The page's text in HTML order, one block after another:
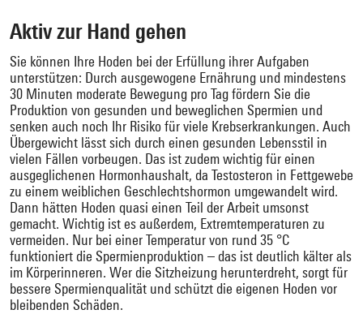
Aktiv zur Hand gehen
Sie können Ihre Hoden bei der Erfüllung ihrer Aufgaben
unterstützen: Durch ausgewogene Ernährung und mindestens
30 Minuten moderate Bewegung pro Tag fördern Sie die
Produktion von gesunden und beweglichen Spermien und
senken auch noch Ihr Risiko für viele Krebserkrankungen. Auch
Übergewicht lässt sich durch einen gesunden Lebensstil in
vielen Fällen vorbeugen. Das ist zudem wichtig für einen
ausgeglichenen Hormonhaushalt, da Testosteron in Fettgewebe
zu einem weiblichen Geschlechtshormon umgewandelt wird.
Dann hätten Hoden quasi einen Teil der Arbeit umsonst
gemacht. Wichtig ist es außerdem, Extremtemperaturen zu
vermeiden. Nur bei einer Temperatur von rund 35 °C
funktioniert die Spermienproduktion – das ist deutlich kälter als
im Körperinneren. Wer die Sitzheizung herunterdreht, sorgt für
bessere Spermienqualität und schützt die eigenen Hoden vor
bleibenden Schäden.